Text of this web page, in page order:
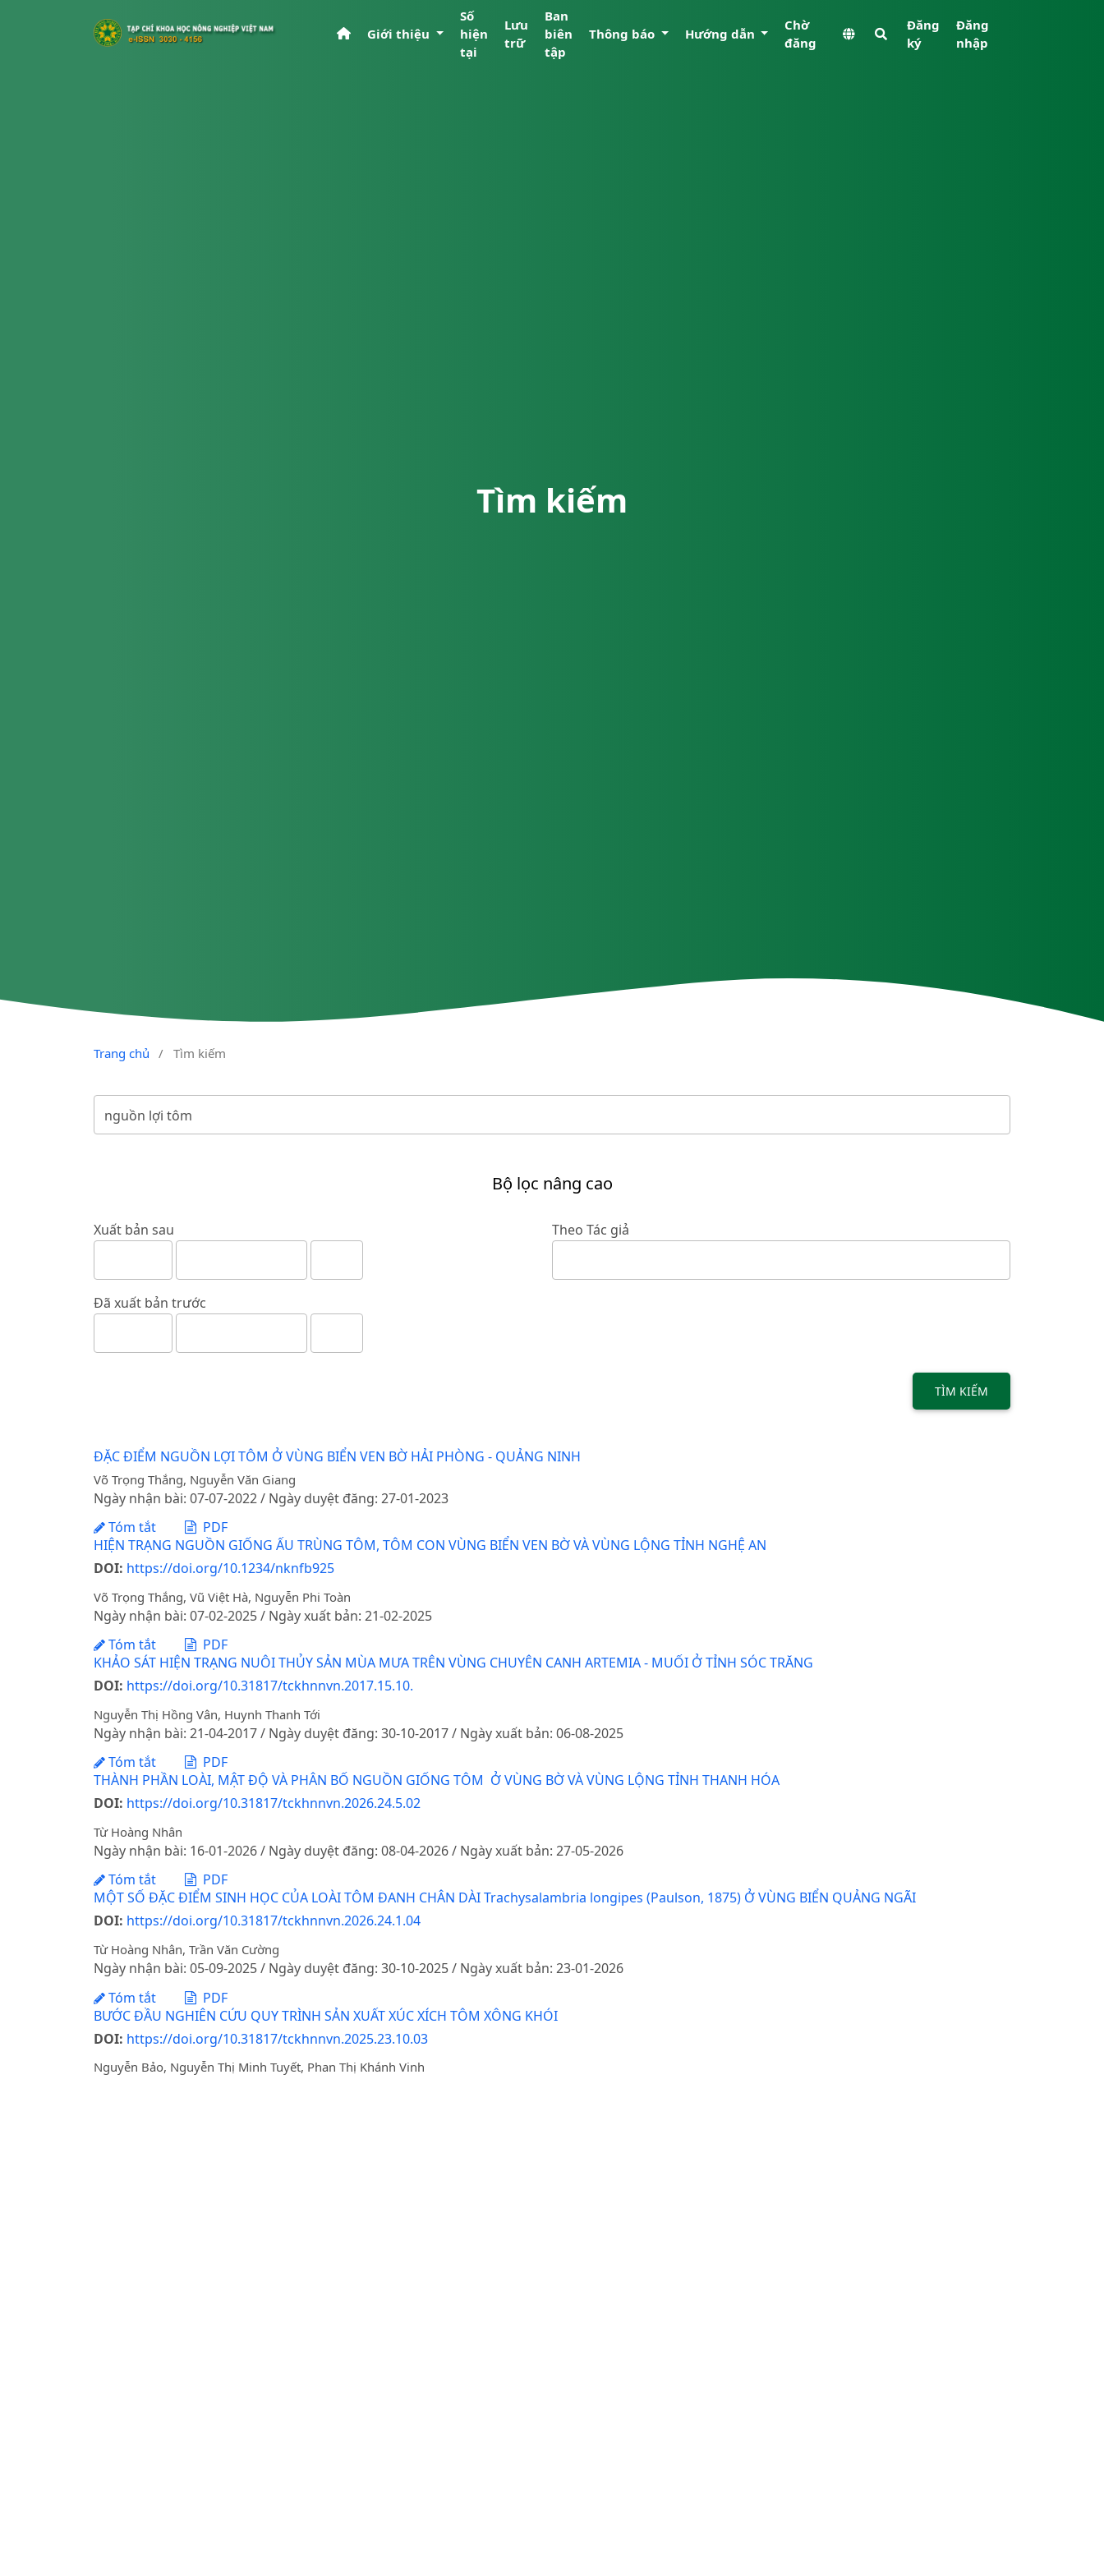
Giới thiệu
Số
hiện
tại
Lưu
trữ
Ban
biên
tập
Thông báo Hướng dẫn
Chờ
đăng
Đăng
ký
Đăng
nhập
Tìm kiếm
Trang chủ / Tìm kiếm
Bộ lọc nâng cao
Xuất bản sau
Đã xuất bản trước
Theo Tác giả
TÌM KIẾM
ĐẶC ĐIỂM NGUỒN LỢI TÔM Ở VÙNG BIỂN VEN BỜ HẢI PHÒNG - QUẢNG NINH
Võ Trọng Thắng, Nguyễn Văn Giang
Ngày nhận bài: 07-07-2022 / Ngày duyệt đăng: 27-01-2023
Tóm tắt
PDF
HIỆN TRẠNG NGUỒN GIỐNG ẤU TRÙNG TÔM, TÔM CON VÙNG BIỂN VEN BỜ VÀ VÙNG LỘNG TỈNH NGHỆ AN
DOI: https://doi.org/10.1234/nknfb925
Võ Trọng Thắng, Vũ Việt Hà, Nguyễn Phi Toàn
Ngày nhận bài: 07-02-2025 / Ngày xuất bản: 21-02-2025
Tóm tắt
PDF
KHẢO SÁT HIỆN TRẠNG NUÔI THỦY SẢN MÙA MƯA TRÊN VÙNG CHUYÊN CANH ARTEMIA - MUỐI Ở TỈNH SÓC TRĂNG
DOI: https://doi.org/10.31817/tckhnnvn.2017.15.10.
Nguyễn Thị Hồng Vân, Huynh Thanh Tới
Ngày nhận bài: 21-04-2017 / Ngày duyệt đăng: 30-10-2017 / Ngày xuất bản: 06-08-2025
Tóm tắt
PDF
THÀNH PHẦN LOÀI, MẬT ĐỘ VÀ PHÂN BỐ NGUỒN GIỐNG TÔM Ở VÙNG BỜ VÀ VÙNG LỘNG TỈNH THANH HÓA
DOI: https://doi.org/10.31817/tckhnnvn.2026.24.5.02
Từ Hoàng Nhân
Ngày nhận bài: 16-01-2026 / Ngày duyệt đăng: 08-04-2026 / Ngày xuất bản: 27-05-2026
Tóm tắt
PDF
MỘT SỐ ĐẶC ĐIỂM SINH HỌC CỦA LOÀI TÔM ĐANH CHÂN DÀI Trachysalambria longipes (Paulson, 1875) Ở VÙNG BIỂN QUẢNG NGÃI
DOI: https://doi.org/10.31817/tckhnnvn.2026.24.1.04
Từ Hoàng Nhân, Trần Văn Cường
Ngày nhận bài: 05-09-2025 / Ngày duyệt đăng: 30-10-2025 / Ngày xuất bản: 23-01-2026
Tóm tắt
PDF
BƯỚC ĐẦU NGHIÊN CỨU QUY TRÌNH SẢN XUẤT XÚC XÍCH TÔM XÔNG KHÓI
DOI: https://doi.org/10.31817/tckhnnvn.2025.23.10.03
Nguyễn Bảo, Nguyễn Thị Minh Tuyết, Phan Thị Khánh Vinh